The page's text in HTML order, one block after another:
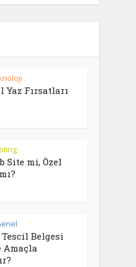
Yaz Fırsatları
Site mi, Özel
Belgesi
Amaçla